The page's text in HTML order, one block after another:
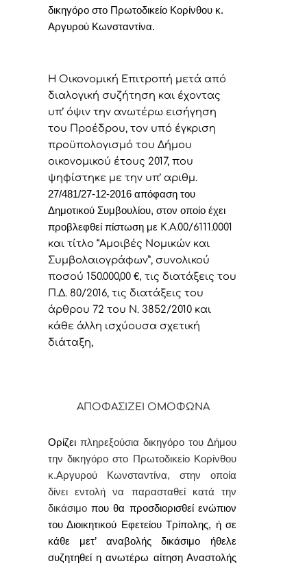
δικηγόρο στο Πρωτοδικείο Κορίνθου κ.
Αργυρού Κωνσταντίνα.
Η Οικονομική Επιτροπή μετά από
διαλογική συζήτηση και έχοντας
υπ’ όψιν την ανωτέρω εισήγηση
του Προέδρου, τον υπό έγκριση
προϋπολογισμό του Δήμου
οικονομικού έτους 2017, που
ψηφίστηκε με την υπ’ αριθμ.
27/481/27-12-2016 απόφαση του
Δημοτικού Συμβουλίου, στον οποίο έχει
προβλεφθεί πίστωση με Κ.Α.00/6111.0001
και τίτλο “Αμοιβές Νομικών και
Συμβολαιογράφων”, συνολικού
ποσού 150.000,00 €, τις διατάξεις του
Π.Δ. 80/2016, τις διατάξεις του
άρθρου 72 του Ν. 3852/2010 και
κάθε άλλη ισχύουσα σχετική
διάταξη,
ΑΠΟΦΑΣΙΖΕΙ ΟΜΟΦΩΝΑ
Ορίζει πληρεξούσια δικηγόρο του Δήμου
την δικηγόρο στο Πρωτοδικείο Κορίνθου
κ.Αργυρού Κωνσταντίνα, στην οποία
δίνει εντολήνα παρασταθεί κατά την
δικάσιμοπου θα προσδιορισθεί ενώπιον
του Διοικητικού Εφετείου Τρίπολης, ή σε
κάθε μετ’ αναβολής δικάσιμο ήθελε
συζητηθεί η ανωτέρω αίτηση Αναστολής